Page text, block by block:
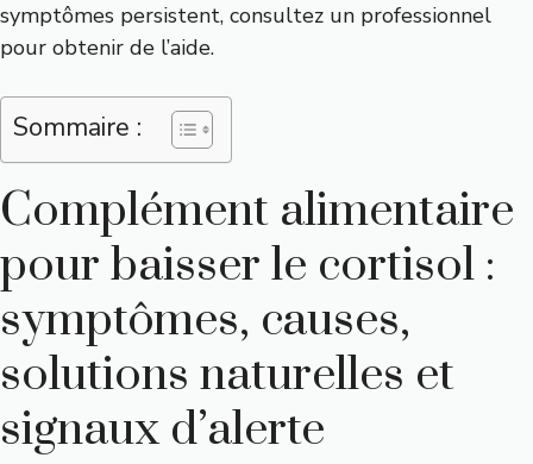
symptômes persistent, consultez un professionnel
pour obtenir de l’aide.
Sommaire :
Complément alimentaire
pour baisser le cortisol :
symptômes, causes,
solutions naturelles et
signaux d’alerte